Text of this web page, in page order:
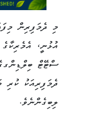
މި ދެމަފިރިން
އުޅުނީ،
ސްޓޭޓް
ދެމަފިރިއަކު ކުރި
ލިބިގެންނެވެ.